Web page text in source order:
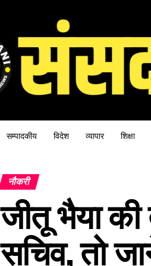
सम्पादकीय विदेश व्यापार शिक्षा
नौकरी
जीतू भैया की
सचिव, तो